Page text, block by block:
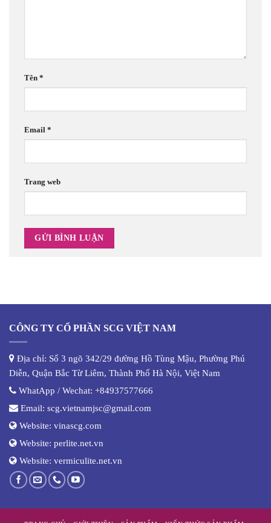
Tên *
Email *
Trang web
CÔNG TY CỔ PHẦN SCG VIỆT NAM
Địa chỉ: Số 3 ngõ 342/29 đường Hồ Tùng Mậu, Phường Phú
Diễn, Quận Bắc Từ Liêm, Thành Phố Hà Nội, Việt Nam
WhatApp / Wechat: +84937577666
Email: scg.vietnamjsc@gmail.com
Website: vinascg.com
Website: perlite.net.vn
Website: vermiculite.net.vn